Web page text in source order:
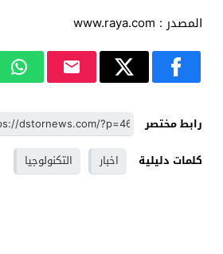
المصدر : www.raya.com
رابط مختصر
كلمات دليلية
اخبار التكنولوجيا